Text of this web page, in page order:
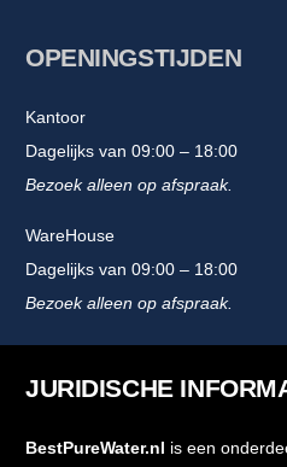
OPENINGSTIJDEN
Kantoor
Dagelijks van 09:00 – 18:00
Bezoek alleen op afspraak.
WareHouse
Dagelijks van 09:00 – 18:00
Bezoek alleen op afspraak.
JURIDISCHE
BestPureWater.nl is een